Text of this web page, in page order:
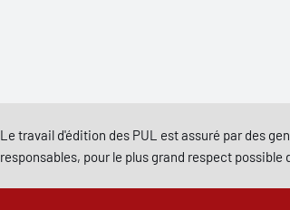
Le travail d'édition des PUL est assuré par des
responsables, pour le plus grand respect possible